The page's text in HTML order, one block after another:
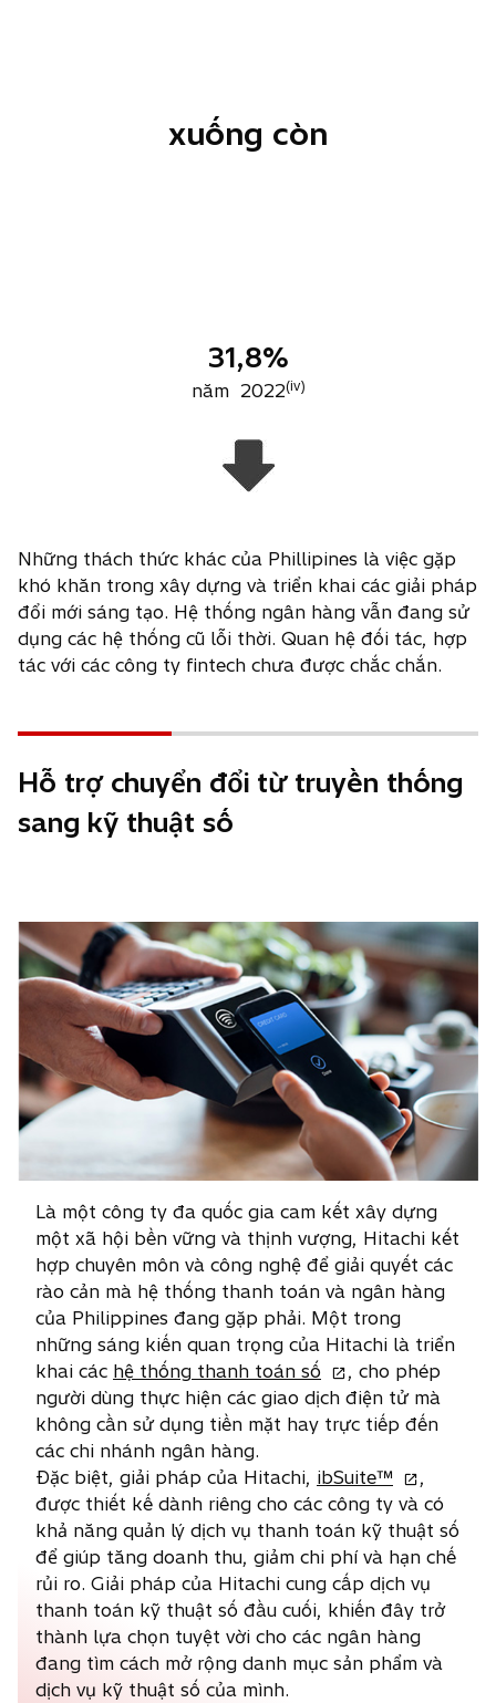
xuống còn
31,8%
năm 2022(iv)
Những thách thức khác của Phillipines là việc gặp
khó khăn trong xây dựng và triển khai các giải pháp
đổi mới sáng tạo. Hệ thống ngân hàng vẫn đang sử
dụng các hệ thống cũ lỗi thời. Quan hệ đối tác, hợp
tác với các công ty fintech chưa được chắc chắn.
Hỗ trợ chuyển đổi từ truyền thống
sang kỹ thuật số
Là một công ty đa quốc gia cam kết xây dựng
một xã hội bền vững và thịnh vượng, Hitachi kết
hợp chuyên môn và công nghệ để giải quyết các
rào cản mà hệ thống thanh toán và ngân hàng
của Philippines đang gặp phải. Một trong
những sáng kiến quan trọng của Hitachi là triển
khai các hệ thống thanh toán số
p
e
s
i
n
a
n
e
w
t
, cho phép
người dùng thực hiện các giao dịch điện tử mà
không cần sử dụng tiền mặt hay trực tiếp đến
các chi nhánh ngân hàng.
Đặc biệt, giải pháp của Hitachi, ibSuite™
p
e
n
s
i
n
a
,
được thiết kế dành riêng cho các công ty và có
khả năng quản lý dịch vụ thanh toán kỹ thuật số
để giúp tăng doanh thu, giảm chi phí và hạn chế
rủi ro. Giải pháp của Hitachi cung cấp dịch vụ
thanh toán kỹ thuật số đầu cuối, khiến đây trở
thành lựa chọn tuyệt vời cho các ngân hàng
đang tìm cách mở rộng danh mục sản phẩm và
dịch vụ kỹ thuật số của mình.